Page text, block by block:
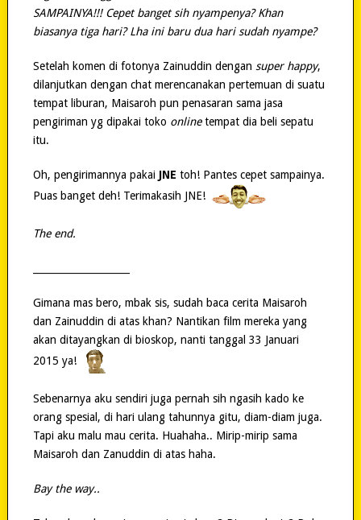
SAMPAINYA!!! Cepet banget sih nyampenya? Khan
biasanya tiga hari? Lha ini baru dua hari sudah nyampe?
Setelah komen di fotonya Zainuddin dengan super happy,
dilanjutkan dengan chat merencanakan pertemuan di suatu
tempat liburan, Maisaroh pun penasaran sama jasa
pengiriman yg dipakai toko onlinetempat dia beli sepatu
itu.
Oh, pengirimannya pakai JNE toh! Pantes cepet sampainya.
Puas banget deh! Terimakasih JNE!
The end.
Gimana mas bero, mbak sis, sudah baca cerita Maisaroh
dan Zainuddin di atas khan? Nantikan film mereka yang
akan ditayangkan di bioskop, nanti tanggal 33 Januari
2015 ya!
Sebenarnya aku sendiri juga pernah sih ngasih kado ke
orang spesial, di hari ulang tahunnya gitu, diam-diam juga.
Tapi aku malu mau cerita. Huahaha.. Mirip-mirip sama
Maisaroh dan Zanuddin di atas haha.
Bay the way..